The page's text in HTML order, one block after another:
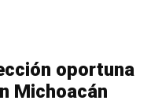
oportuna
Michoacán